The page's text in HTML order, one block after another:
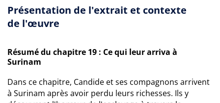
Présentation de l'extrait et contexte
de l'œuvre
Résumé du chapitre 19 : Ce qui leur arriva à
Surinam
Dans ce chapitre, Candide et ses compagnons arrivent
à Surinam après avoir perdu leurs richesses. Ils y